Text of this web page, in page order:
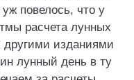
повелось, что у
расчета лунных
другими изданиями
лунный день в ту